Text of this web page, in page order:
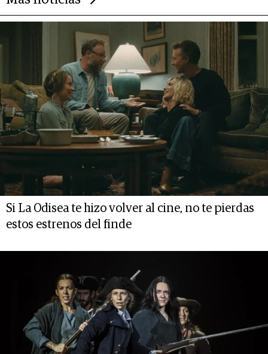
Si La Odisea te hizo volver al cine, no te pierdas
estos estrenos del finde